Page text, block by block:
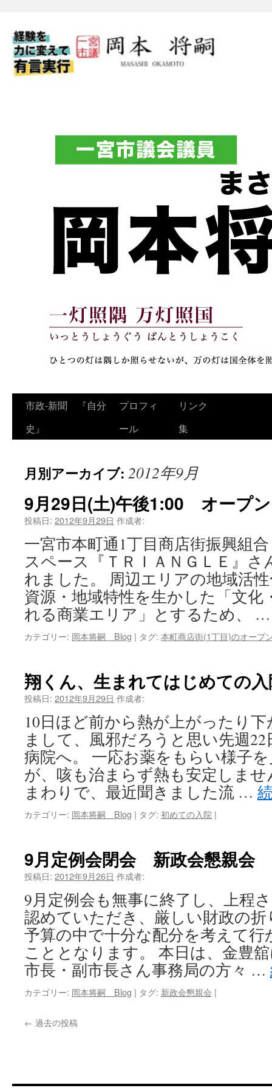
コ
ツ
へ
ス
キ
ッ
プ
市政‐新聞 『自分
史』
プロフィ
ール
リンク
集
月別アーカイブ: 2012年9月
9月29日(土)午後1:00 オープン
投稿日: 2012年9月29日 作成者:
一宮市本町通1丁目商店街振興組
スペース『ＴＲＩＡＮＧＬＥ』
れました。 周辺エリアの地域活
資源・地域特性を生かした「文化
れる商業エリア」とするため、
カテゴリー: 岡本将嗣 Blog | タグ: 本町商店街(1丁目)のオープ
翔くん、生まれてはじめての
投稿日: 2012年9月29日 作成者:
10日ほど前から熱が上がったり
まして、風邪だろうと思い先週
病院へ。 一応お薬をもらい様子
が、咳も治まらず熱も安定しま
まわりで、最近聞きました流 …
カテゴリー: 岡本将嗣 Blog | タグ: 初めての入院 |
9月定例会閉会 新政会懇親会
投稿日: 2012年9月26日 作成者:
9月定例会も無事に終了し、上程
認めていただき、厳しい財政の
予算の中で十分な配分を考えて
こととなります。 本日は、金豊
市長・副市長さん事務局の方々 …
カテゴリー: 岡本将嗣 Blog | タグ: 新政会懇親会 |
← 過去の投稿